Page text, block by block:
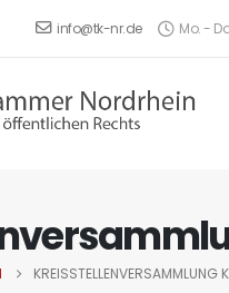
info@tk-nr.de Mo. -
KREISSTELLENVERSAMMLUNG